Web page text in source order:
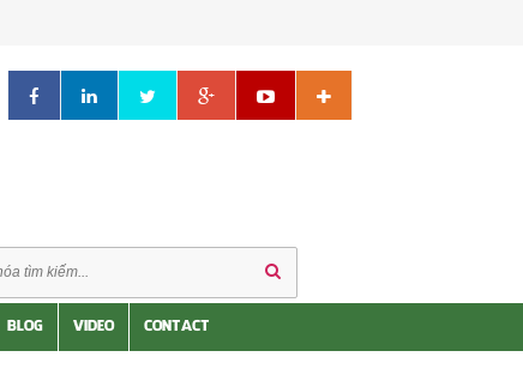
BLOG VIDEO CONTACT